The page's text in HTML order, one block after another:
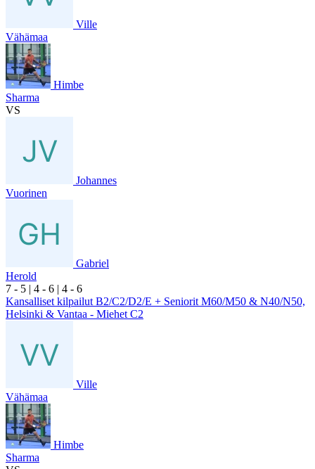
Ville
Vähämaa
Himbe
Sharma
VS
Johannes
Vuorinen
Gabriel
Herold
7 - 5 | 4 - 6 | 4 - 6
Kansalliset kilpailut B2/C2/D2/E + Seniorit M60/M50 & N40/N50,
Helsinki & Vantaa - Miehet C2
Ville
Vähämaa
Himbe
Sharma